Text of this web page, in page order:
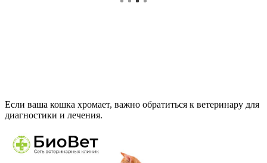
Если ваша кошка хромает, важно обратиться к ветеринару для
диагностики и лечения.